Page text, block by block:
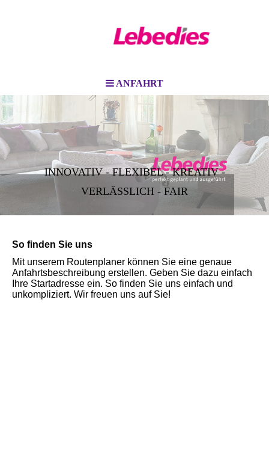
ANFAHRT
INNOVATIV - FLEXIBEL - KREATIV -
VERLÄSSLICH - FAIR
So finden Sie uns
Mit unserem Routenplaner können Sie eine genaue
Anfahrtsbeschreibung erstellen. Geben Sie dazu einfach
Ihre Startadresse ein. So finden Sie uns einfach und
unkompliziert. Wir freuen uns auf Sie!